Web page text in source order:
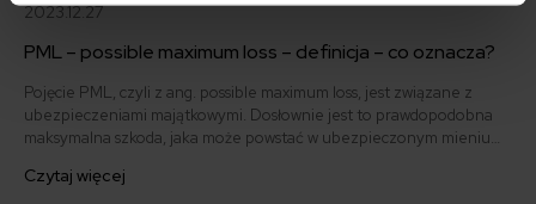
2023.12.27
PML – possible maximum loss – definicja – co oznacza?
Pojęcie PML, czyli z ang. possible maximum loss, jest związane z
ubezpieczeniami majątkowymi. Dosłownie jest to prawdopodobna
maksymalna szkoda, jaka może powstać w ubezpieczonym mieniu
Czytaj więcej